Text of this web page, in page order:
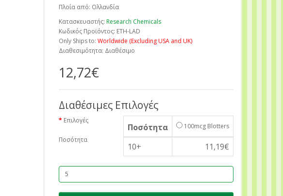
Πλοία από: Ολλανδία
Κατασκευαστής: Research Chemicals
Κωδικός Προϊόντος: ETH-LAD
Only Ships to: Worldwide (Excluding USA and UK)
Διαθεσιμότητα: Διαθέσιμο
12,72€
Διαθέσιμες Επιλογές
Επιλογές
Ποσότητα 100mcg Blotters
10+ 11,19€
Ποσότητα